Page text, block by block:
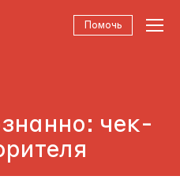
Помочь
чек-